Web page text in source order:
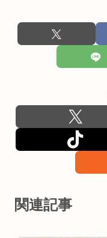
関連記事